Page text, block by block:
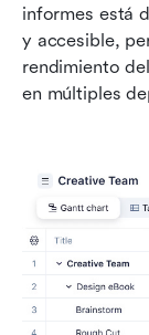
informes está
y accesible,
rendimiento
en múltiples